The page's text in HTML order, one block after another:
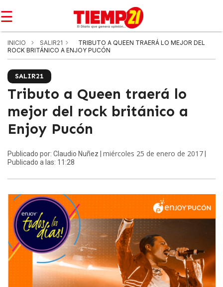
☰
INICIO SALIR21
TRIBUTO A QUEEN TRAERÁ LO MEJOR DEL
ROCK BRITÁNICO A ENJOY PUCÓN
SALIR21
Tributo a Queen traerá lo
mejor del rock británico a
Enjoy Pucón
Publicado por: Claudio Nuñez | miércoles 25 de enero de 2017
Publicado a las: 11:28